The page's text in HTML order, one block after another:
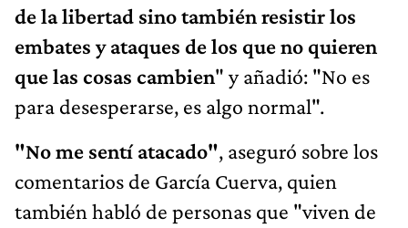
de la libertad sino también resistir los
embates y ataques de los que no quieren
que las cosas cambien" y añadió: "No es
para desesperarse, es algo normal".
"No me sentí atacado", aseguró sobre los
comentarios de García Cuerva, quien
también habló de personas que "viven de